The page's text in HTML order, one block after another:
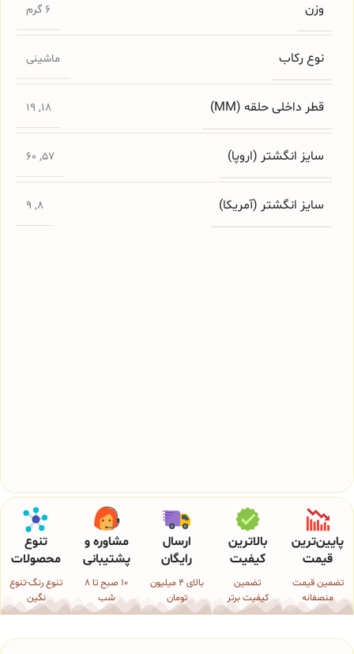
وزن 6 گرم
نوع رکاب ماشینی
قطر داخلی حلقه (MM) 18
,
19
سایز انگشتر (اروپا) 57
,
60
سایز انگشتر (آمریکا) 8
,
9
پایین‌ترین
قیمت
تضمین قیمت
منصفانه
بالاترین
کیفیت
تضمین
کیفیت برتر
ارسال
رایگان
بالای 4 میلیون
تومان
مشاوره و
پشتیبانی
10 صبح تا 8
شب
تنوع
محصولات
تنوع رنگ-تنوع
نگین